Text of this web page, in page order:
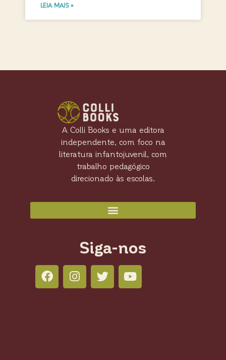
LEIA MAIS »
A Colli Books e uma editora
independente, com foco na
literatura infantojuvenil, com
trabalho pedagógico
direcionado às escolas.
Siga-nos